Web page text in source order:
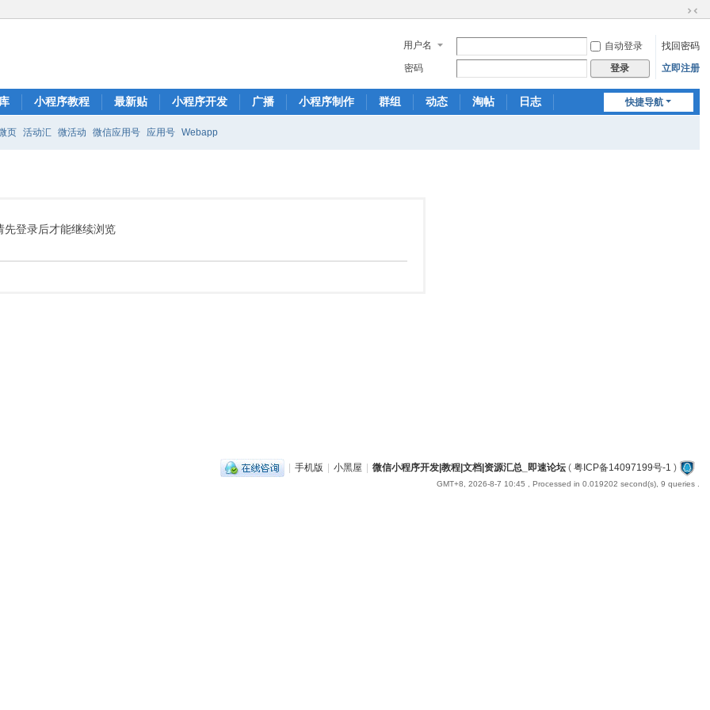
换
到
窄
用户名 自动登录
找回密码
密码
登录 立即注册
快捷导航
小程序教程 最新贴 小程序开发 广播 小程序制作 群组 动态 淘帖
日志
页 活动汇 微活动 微信应用号 应用号 Webapp
先登录后才能继续浏览
| 手机版 | 小黑屋 | 微信小程序开发|教程|文档|资源汇总_即速论坛( 粤ICP备14097199号-1 )
GMT+8, 2026-8-7 10:45 , Processed in 0.019202 second(s), 9 queries .